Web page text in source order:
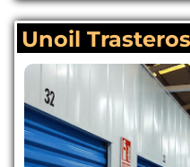
Unoil Trasteros